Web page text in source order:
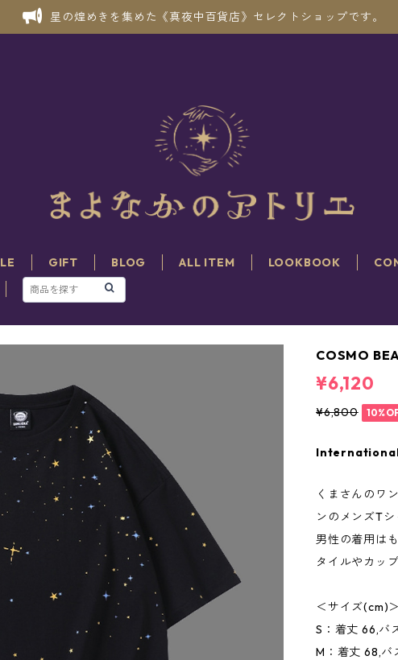
星の煌めきを集めた《真夜中百貨店》セレクトショップです。
GIFT BLOG ALL ITEM LOOKBOOK
COSMO
¥6,120
¥6,800
くまさんのワ
ンのメンズTシ
男性の着用は
タイルやカッ
＜サイズ(cm)
S：着丈 66,バ
M：着丈 68,バ